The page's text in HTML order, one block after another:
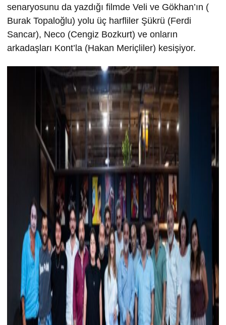
senaryosunu da yazdığı filmde Veli ve Gökhan’ın (
Burak Topaloğlu) yolu üç harfliler Şükrü (Ferdi
Sancar), Neco (Cengiz Bozkurt) ve onların
arkadaşları Kont’la (Hakan Meriçliler) kesişiyor.